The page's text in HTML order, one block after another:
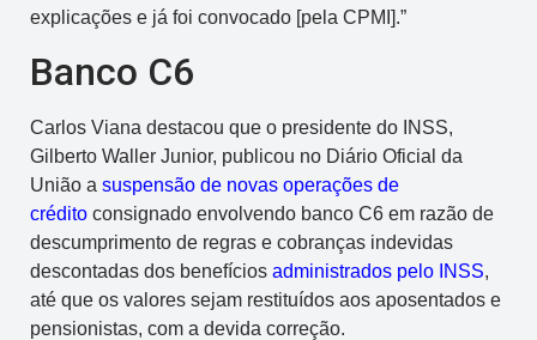
explicações e já foi convocado [pela CPMI].”
Banco C6
Carlos Viana destacou que o presidente do INSS,
Gilberto Waller Junior, publicou no Diário Oficial da
União a suspensão de novas operações de
crédito consignado envolvendo banco C6 em razão de
descumprimento de regras e cobranças indevidas
descontadas dos benefícios administrados pelo INSS,
até que os valores sejam restituídos aos aposentados e
pensionistas, com a devida correção.